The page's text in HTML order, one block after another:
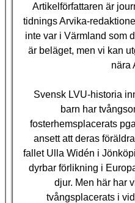
Artikelförfattaren är
tidnings Arvika-
inte var i Värmland som
är beläget, men vi kan
nära
Svensk LVU-historia
barn har
fosterhemsplacerats
ansett att deras
fallet Ulla Widén i
dyrbar förlikning i
djur. Men här har
tvångsplacerats i